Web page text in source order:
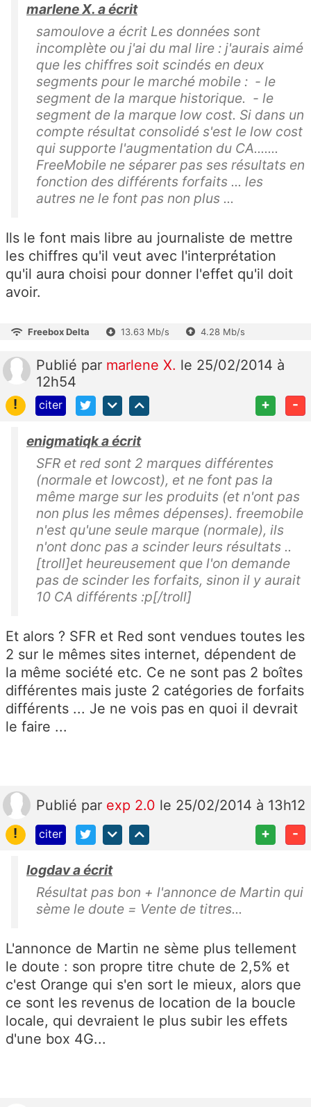
marlene X. a écrit
samoulove a écrit Les données sont
incomplète ou j'ai du mal lire : j'aurais aimé
que les chiffres soit scindés en deux
segments pour le marché mobile : - le
segment de la marque historique. - le
segment de la marque low cost. Si dans un
compte résultat consolidé s'est le low cost
qui supporte l'augmentation du CA.......
FreeMobile ne séparer pas ses résultats en
fonction des différents forfaits ... les
autres ne le font pas non plus ...
Ils le font mais libre au journaliste de mettre
les chiffres qu'il veut avec l'interprétation
qu'il aura choisi pour donner l'effet qu'il doit
avoir.
Freebox Delta 13.63 Mb/s 4.28 Mb/s
Publié par marlene X. le 25/02/2014 à
12h54
!
citer + -
enigmatiqk a écrit
SFR et red sont 2 marques différentes
(normale et lowcost), et ne font pas la
même marge sur les produits (et n'ont pas
non plus les mêmes dépenses). freemobile
n'est qu'une seule marque (normale), ils
n'ont donc pas a scinder leurs résultats ..
[troll]et heureusement que l'on demande
pas de scinder les forfaits, sinon il y aurait
10 CA différents :p[/troll]
Et alors ? SFR et Red sont vendues toutes les
2 sur le mêmes sites internet, dépendent de
la même société etc. Ce ne sont pas 2 boîtes
différentes mais juste 2 catégories de forfaits
différents ... Je ne vois pas en quoi il devrait
le faire ...
Publié par exp 2.0 le 25/02/2014 à 13h12
!
citer + -
logdav a écrit
Résultat pas bon + l'annonce de Martin qui
sème le doute = Vente de titres...
L'annonce de Martin ne sème plus tellement
le doute : son propre titre chute de 2,5% et
c'est Orange qui s'en sort le mieux, alors que
ce sont les revenus de location de la boucle
locale, qui devraient le plus subir les effets
d'une box 4G...